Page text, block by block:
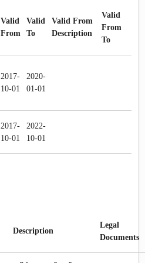
Valid
From
Valid
To
Valid From
Description
Valid
From
To
2017-
10-01
2020-
01-01
2017-
10-01
2022-
10-01
Description
Legal
Documents